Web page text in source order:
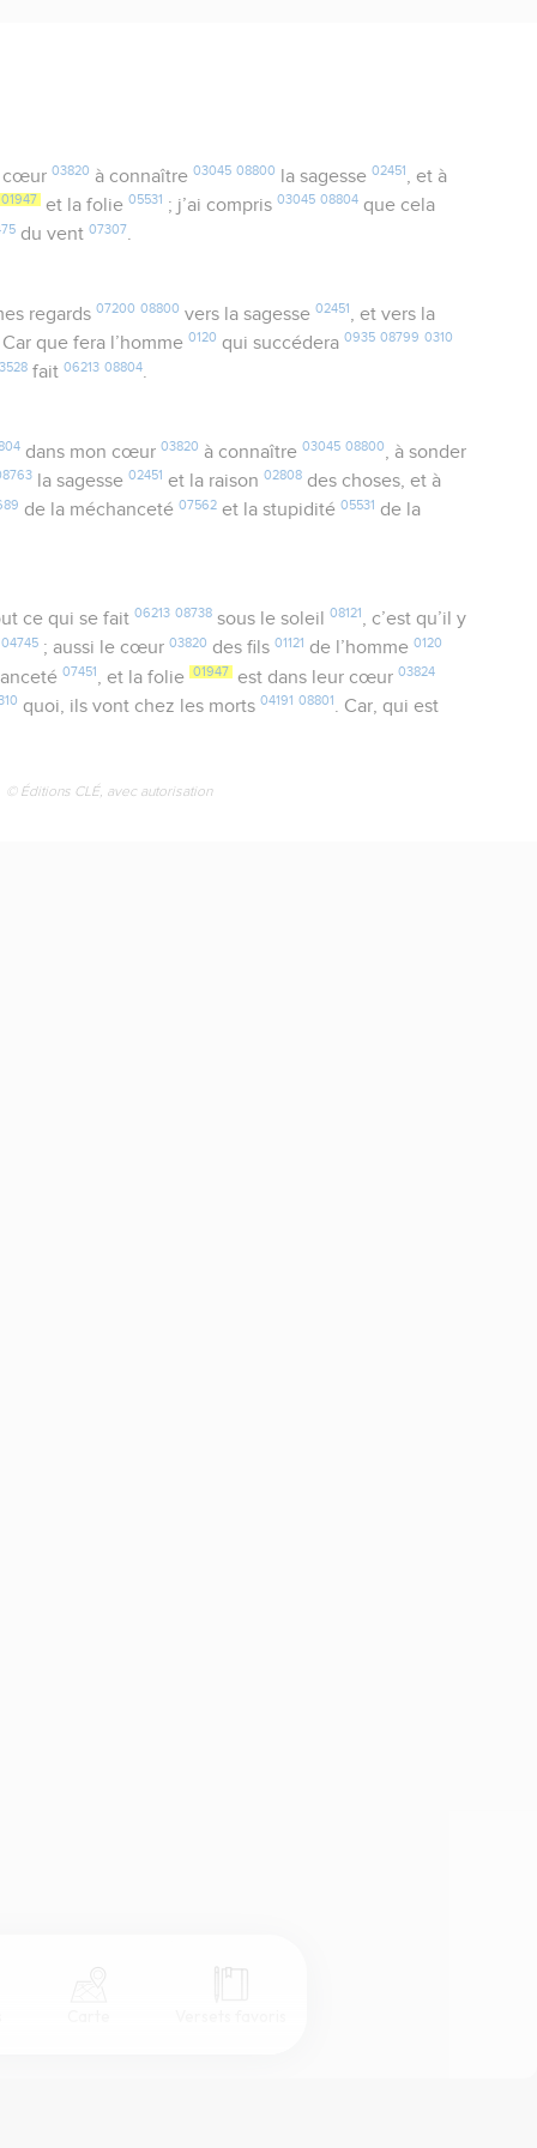
cœur 03820 à connaître 03045 08800 la sagesse 02451
, et à
01947 et la folie05531 ; j’ai compris03045 08804 que cela
du vent07307.
regards 07200 08800 vers la sagesse 02451
, et vers la
que fera l’homme0120 qui succédera0935 08799 0310
fait06213 08804.
dans mon cœur 03820 à connaître 03045 08800 , à sonder
la sagesse02451 et la raison02808 des choses, et à
de la méchanceté07562 et la stupidité05531 de la
ce qui se fait 06213 08738sous le soleil 08121 , c’est qu’il y
04745 ; aussi le cœur03820 des fils01121 de l’homme0120
07451 , et la folie 01947 est dans leur cœur03824
quoi, ils vont chez les morts04191 08801 . Car, qui est
© Éditions CLÉ, avec autorisation